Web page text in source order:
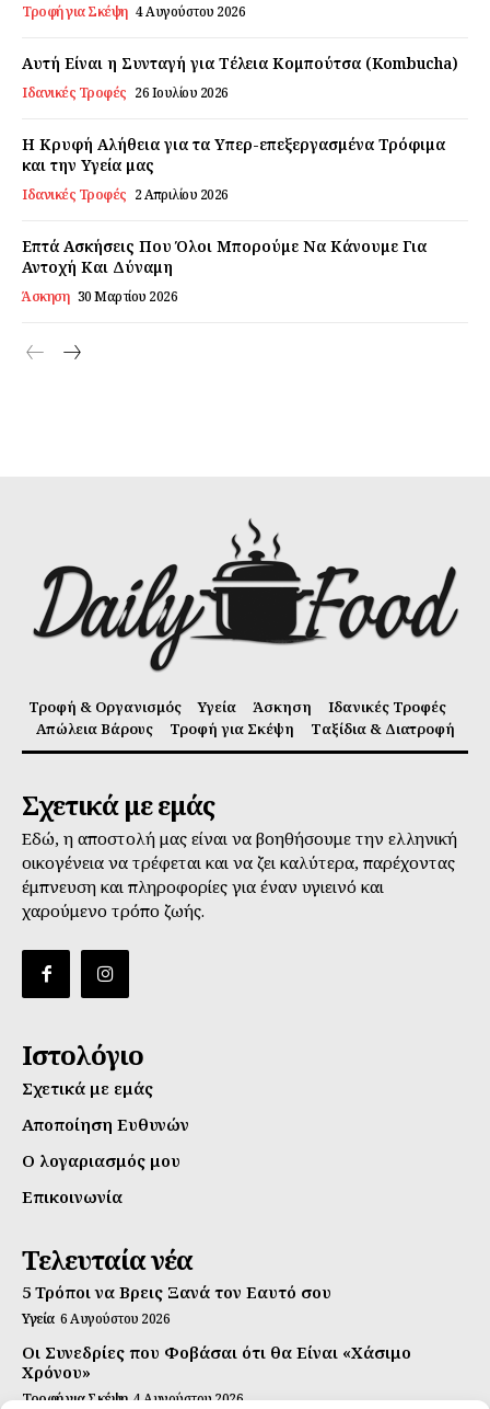
Daily Food
Αποποίηση Ευθυνών
Ο λογαριασμός μου
Τροφή για Σκέψη 4 Αυγούστου 2026
Αυτή Είναι η Συνταγή για Τέλεια Κομπούτσα (Kombucha)
Ιδανικές Τροφές 26 Ιουλίου 2026
Η Κρυφή Αλήθεια για τα Υπερ-επεξεργασμένα Τρόφιμα
και την Υγεία μας
Ιδανικές Τροφές 2 Απριλίου 2026
Επτά Ασκήσεις Που Όλοι Μπορούμε Να Κάνουμε Για
Αντοχή Και Δύναμη
Άσκηση 30 Μαρτίου 2026
Τροφή & Οργανισμός Υγεία Άσκηση
Ιδανικές Τροφές
Απώλεια Βάρους
Τροφή για Σκέψη Ταξίδια & Διατροφή
Σχετικά με εμάς
Εδώ, η αποστολή μας είναι να βοηθήσουμε την ελληνική
οικογένεια να τρέφεται και να ζει καλύτερα, παρέχοντας
έμπνευση και πληροφορίες για έναν υγιεινό και
χαρούμενο τρόπο ζωής.
Ιστολόγιο
Σχετικά με εμάς
Αποποίηση Ευθυνών
Ο λογαριασμός μου
Επικοινωνία
Τελευταία νέα
5 Τρόποι να Βρεις Ξανά τον Εαυτό σου
Υγεία 6 Αυγούστου 2026
Οι Συνεδρίες που Φοβάσαι ότι θα Είναι «Χάσιμο
Χρόνου»
Τροφή για Σκέψη 4 Αυγούστου 2026